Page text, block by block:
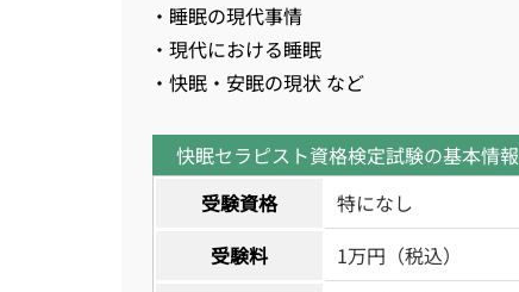
・睡眠の現代事情
・現代における睡眠
・快眠・安眠の現状 など
快眠セラピスト資格検定試験の基本情報
受験資格
特になし
受験料
1万円（税込）